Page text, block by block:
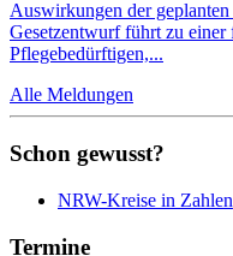
Auswirkungen der
Gesetzentwurf führt zu
Pflegebedürftigen,...
Alle Meldungen
Schon gewusst?
NRW-Kreise in Zahlen
Termine